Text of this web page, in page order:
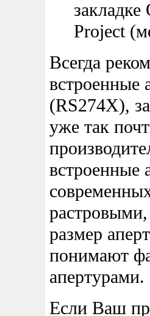
Project
Всегда
встроенные
(RS274X),
уже так
встроенные
размер
понимают
апертурами.
Если Ваш